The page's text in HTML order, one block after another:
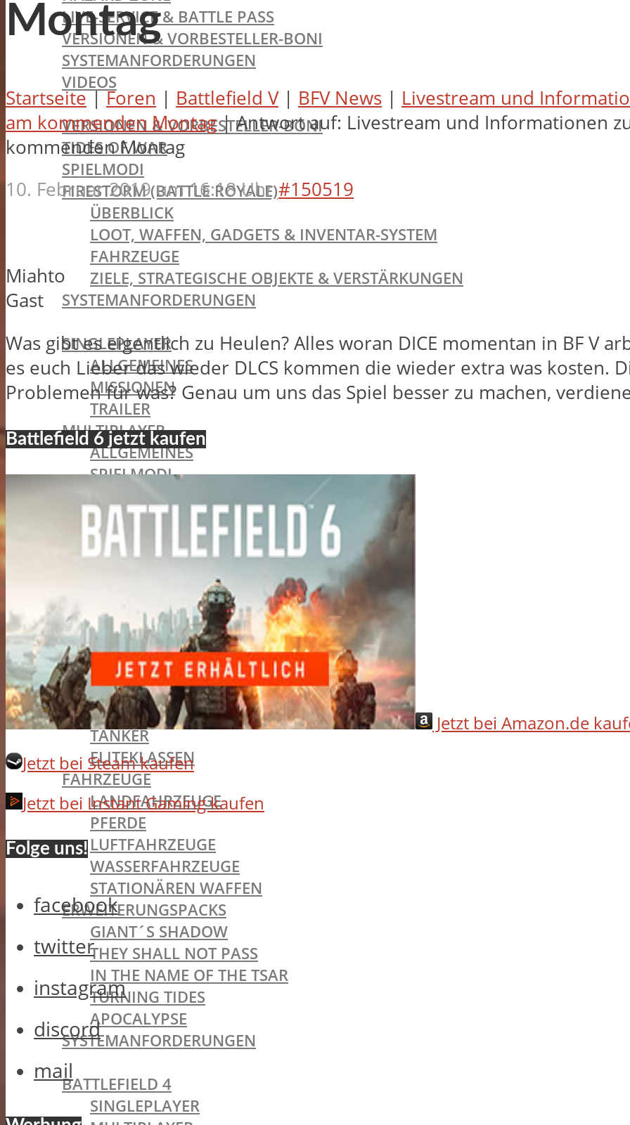
LIVE-SERVICE & BATTLE PASS
VERSIONEN & VORBESTELLER-BONI
SYSTEMANFORDERUNGEN
VIDEOS
BATTLEFIELD V
VERSIONEN & VORBESTELLER-BONI
TIDES OF WAR
SPIELMODI
FIRESTORM (BATTLE ROYALE)
ÜBERBLICK
LOOT, WAFFEN, GADGETS & INVENTAR-SYSTEM
FAHRZEUGE
ZIELE, STRATEGISCHE OBJEKTE & VERSTÄRKUNGEN
SYSTEMANFORDERUNGEN
SINGLEPLAYER
ALLGEMEINES
MISSIONEN
TRAILER
MULTIPLAYER
ALLGEMEINES
SPIELMODI
WAFFEN & AUSRÜSTUNG
MEDAILLEN
BATTLEPACKS
ASSAULT
MEDIC
SUPPORT
SCOUT
PILOT
TANKER
ELITEKLASSEN
FAHRZEUGE
LANDFAHRZEUGE
PFERDE
LUFTFAHRZEUGE
WASSERFAHRZEUGE
STATIONÄREN WAFFEN
ERWEITERUNGSPACKS
GIANT´S SHADOW
THEY SHALL NOT PASS
IN THE NAME OF THE TSAR
TURNING TIDES
APOCALYPSE
SYSTEMANFORDERUNGEN
BATTLEFIELD OLDIES
BATTLEFIELD 4
SINGLEPLAYER
Montag
Startseite |Foren | Battlefield V | BFV News | Livestream und
am kommenden Montag |Antwort auf: Livestream und Informationen
kommenden Montag
10. Februar 2019 um 16:18 Uhr #150519
Miahto
Gast
Was gibt es eigentlich zu Heulen? Alles woran DICE momentan in BF V
es euch Lieber das wieder DLCS kommen die wieder extra was kosten.
Problemen für was? Genau um uns das Spiel besser zu machen,
Battlefield 6 jetzt kaufen
Jetzt bei Amazon.de
Jetzt bei Steam kaufen
Jetzt bei Instant Gaming kaufen
Folge uns!
facebook
twitter
instagram
discord
mail